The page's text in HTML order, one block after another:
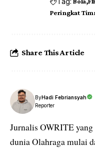
Peringkat
Share This Article
ByHadi Febriansyah
Reporter
Jurnalis OWRITE
dunia Olahraga mulai